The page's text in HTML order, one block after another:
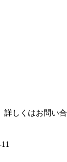
詳しくはお問い合